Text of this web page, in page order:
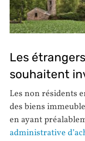
Les
souhaitent
Les non résidents
des biens
en ayant
administrative